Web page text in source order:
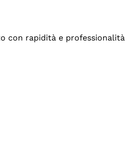
con rapidità e professionalità